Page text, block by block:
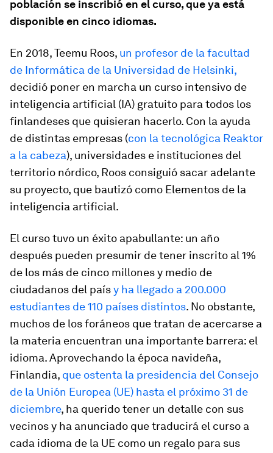
población se inscribió en el curso, que ya está
disponible en cinco idiomas.
En 2018, Teemu Roos, un profesor de la facultad
de Informática de la Universidad de Helsinki,
decidió poner en marcha un curso intensivo de
inteligencia artificial (IA) gratuito para todos los
finlandeses que quisieran hacerlo. Con la ayuda
de distintas empresas (con la tecnológica Reaktor
a la cabeza), universidades e instituciones del
territorio nórdico, Roos consiguió sacar adelante
su proyecto, que bautizó como Elementos de la
inteligencia artificial.
El curso tuvo un éxito apabullante: un año
después pueden presumir de tener inscrito al 1%
de los más de cinco millones y medio de
ciudadanos del paísy ha llegado a 200.000
estudiantes de 110 países distintos. No obstante,
muchos de los foráneos que tratan de acercarse a
la materia encuentran una importante barrera: el
idioma. Aprovechando la época navideña,
Finlandia, que ostenta la presidencia del Consejo
de la Unión Europea (UE) hasta el próximo 31 de
diciembre, ha querido tener un detalle con sus
vecinos y ha anunciado que traducirá el curso a
cada idioma de la UE como un regalo para sus